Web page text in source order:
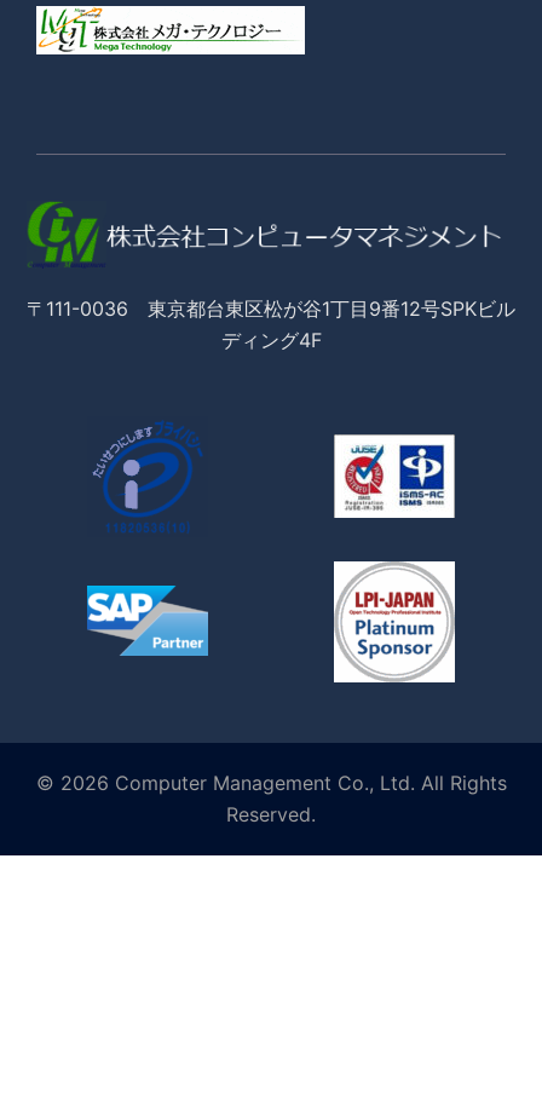
〒111-0036 東京都台東区松が谷1丁目9番12号SPKビル
ディング4F
© 2026 Computer Management Co., Ltd. All Rights
Reserved.